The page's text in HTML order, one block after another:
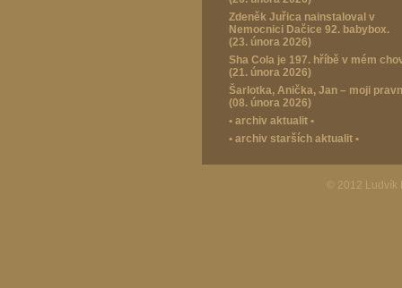
Zdeněk Juřica nainstaloval v
Nemocnici Dačice 92. babybox.
(23. února 2026)
Sha Cola je 197. hříbě v mém
(21. února 2026)
Šarlotka, Anička, Jan – moji
(08. února 2026)
• archiv aktualit •
• archiv starších aktualit •
© 2012